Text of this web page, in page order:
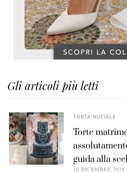
Gli articoli più letti
TORTA NUZIALE
Torte
guida alla
10 DICEMBRE 2018